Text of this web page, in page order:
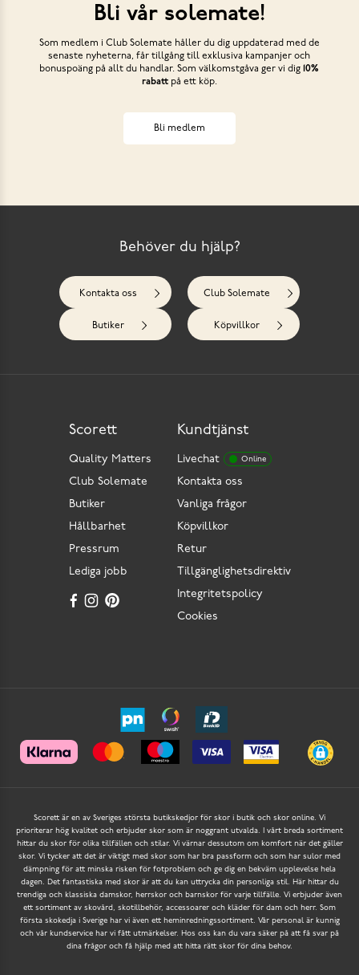
Bli vår solemate!
Som medlem i Club Solemate håller du dig uppdaterad med de
senaste nyheterna, får tillgång till exklusiva kampanjer och
bonuspoäng på allt du handlar. Som välkomstgåva ger vi dig 10%
rabattpå ett köp.
Bli medlem
Behöver du hjälp?
Kontakta oss Club Solemate
Butiker Köpvillkor
Kundtjänst
Livechat Online
Kontakta oss
Vanliga frågor
Köpvillkor
Retur
Tillgänglighetsdirektiv
Integritetspolicy
Cookies
Scorett
Quality Matters
Club Solemate
Butiker
Hållbarhet
Pressrum
Lediga jobb
Scorett är en av Sveriges största butikskedjor för skor i butik och skor online. Vi
prioriterar hög kvalitet och erbjuder skor som är noggrant utvalda. I vårt breda sortiment
hittar du skor för olika tillfällen och stilar. Vi värnar dessutom om komfort när det gäller
skor. Vi tycker att det är viktigt med skor som har bra passform och som har sulor med
dämpning för att minska risken för fotproblem och ge dig en bekväm upplevelse hela
dagen. Det fantastiska med skor är att du kan uttrycka din personliga stil. Här hittar du
trendiga och klassiska damskor, herrskor och barnskor för varje tillfälle. Vi erbjuder även
ett sortiment av skovård, skotillbehör, accessoarer och kläder för dam och herr. Som
första skokedja i Sverige har vi även ett heminredningssortiment. Vår personal är kunnig
och vår kundservice har vi fått utmärkelser. Hos oss kan du vara säker på att få svar på
dina frågor och få hjälp med att hitta rätt skor för dina behov.